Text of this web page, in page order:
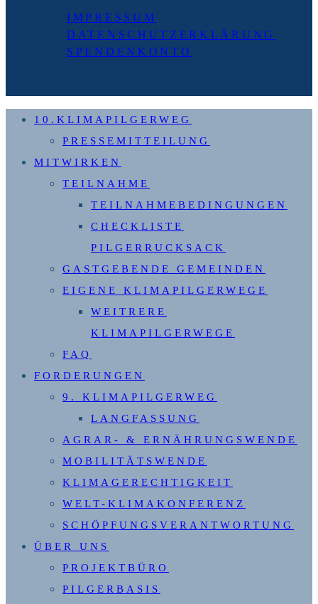
IMPRESSUM
DATENSCHUTZERKLÄRUNG
SPENDENKONTO
10.KLIMAPILGERWEG
PRESSEMITTEILUNG
MITWIRKEN
TEILNAHME
TEILNAHMEBEDINGUNGEN
CHECKLISTE
PILGERRUCKSACK
GASTGEBENDE GEMEINDEN
EIGENE KLIMAPILGERWEGE
WEITRERE
KLIMAPILGERWEGE
FAQ
FORDERUNGEN
9. KLIMAPILGERWEG
LANGFASSUNG
AGRAR- & ERNÄHRUNGSWENDE
MOBILITÄTSWENDE
KLIMAGERECHTIGKEIT
WELT-KLIMAKONFERENZ
SCHÖPFUNGSVERANTWORTUNG
ÜBER UNS
PROJEKTBÜRO
PILGERBASIS